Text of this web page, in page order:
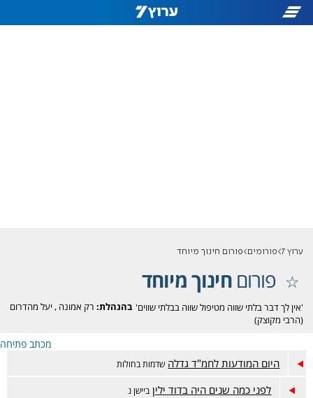
ערוץ 7 פורומים פורום חינוך מיוחד
פורוםחינוך מיוחד
בהנהלת: רק אמונה , יעל מהדרום
'אין לך דבר בלתי שווה מטיפול שווה בבלתי שווים'
(הרבי מקוצק)
מכתב פתיחה
היום המודעות לחמ"ד גדלה שדמות בחולות
לפני כמה שנים היה בדוד ילין ביישן נ